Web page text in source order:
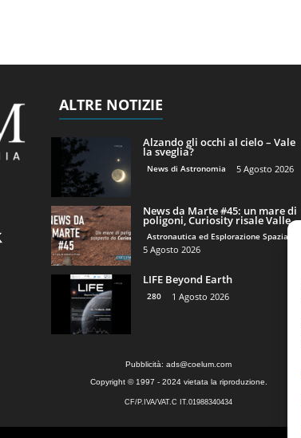
ALTRE NOTIZIE
Alzando gli occhi al cielo – Vale
la sveglia?
News di Astronomia 5 Agosto 2026
News da Marte #45: un mare di
poligoni, Curiosity risale Valle...
Astronautica ed Esplorazione Spaziale
5 Agosto 2026
LIFE Beyond Earth
280 1 Agosto 2026
Pubblicità: ads@coelum.com
Copyright © 1997 - 2024 vietata la riproduzione.
CF/P.IVA/VAT.C IT.01988340434